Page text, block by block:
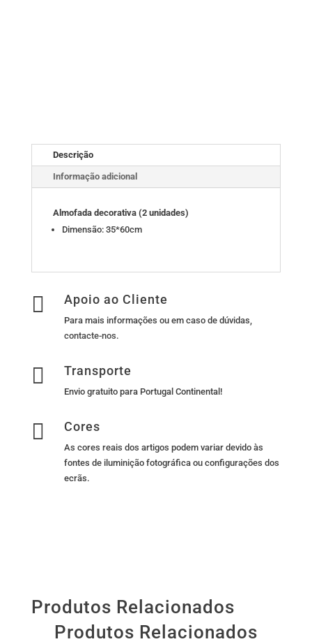
Descrição
Informação adicional
Almofada decorativa (2 unidades)
Dimensão: 35*60cm
 Apoio ao Cliente
Para mais informações ou em caso de dúvidas,
contacte-nos.
 Transporte
Envio gratuito para Portugal Continental!
 Cores
As cores reais dos artigos podem variar devido às
fontes de iluminição fotográfica ou configurações dos
ecrãs.
Produtos Relacionados
Produtos Relacionados